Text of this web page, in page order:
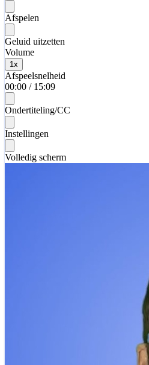
Afspelen
Geluid uitzetten
Volume
1 x
Afspeelsnelheid
00:00 / 15:09
Ondertiteling/CC
Instellingen
Volledig scherm